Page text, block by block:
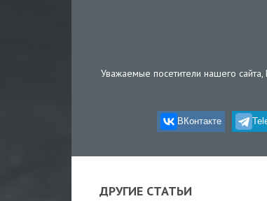
Уважаемые посетители нашего
ВКонтакте
ДРУГИЕ СТАТЬИ